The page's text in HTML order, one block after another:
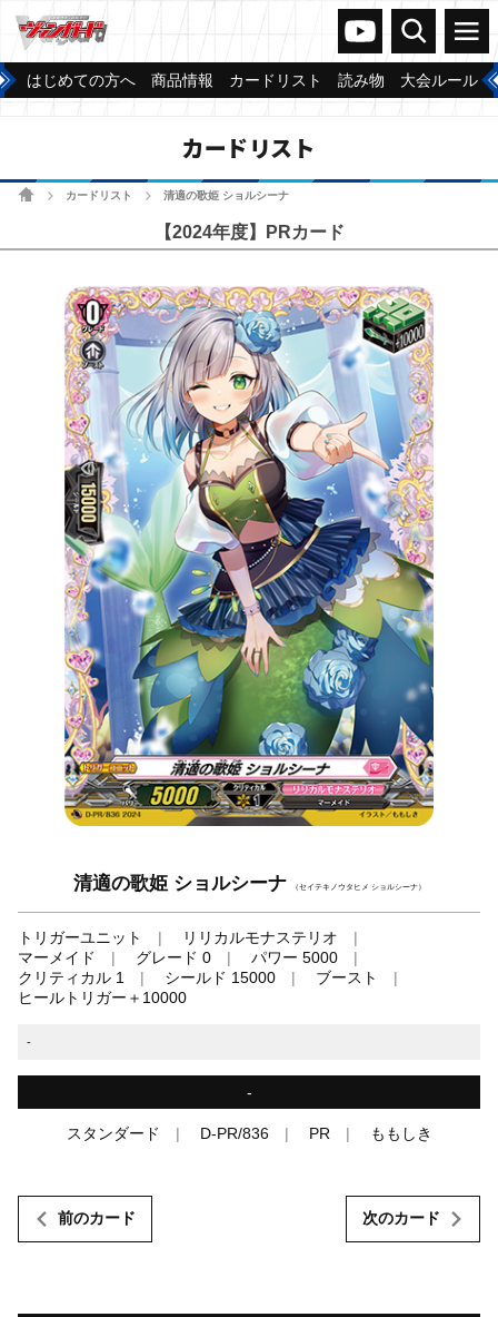
ヴァンガードch
検索 メニュー
はじめての方へ 商品情報 カードリスト 読み物 大会ルール
カードリスト
ホームカードリスト 清適の歌姫 ショルシーナ
【2024年度】PRカード
清適の歌姫 ショルシーナ （セイテキノウタヒメ ショルシーナ）
トリガーユニット
リリカルモナステリオ
マーメイド
グレード 0
パワー 5000
クリティカル 1
シールド 15000
ブースト
ヒールトリガー＋10000
-
-
スタンダード D-PR/836 PR ももしき
前のカード 次のカード